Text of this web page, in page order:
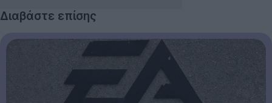
Διαβάστε επίσης